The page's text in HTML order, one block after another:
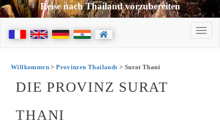
Reise nach Thailand vorzubereiten
Willkommen>Provinzen Thailands > Surat Thani
DIE PROVINZ SURAT
THANI